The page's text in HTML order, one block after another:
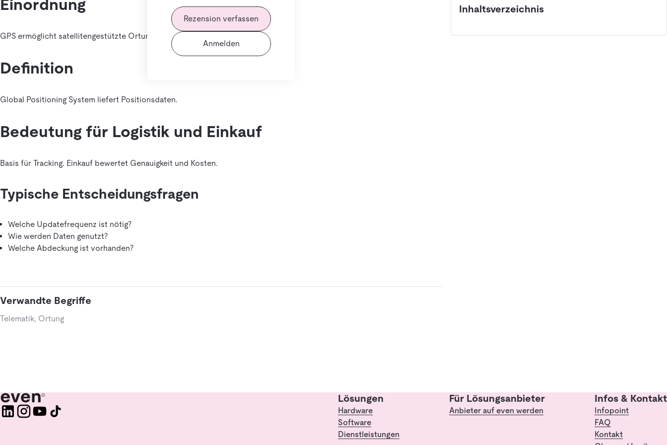
Rezension verfassen
Anmelden
Einordnung
GPS ermöglicht satellitengestützte Ortung.
Definition
Global Positioning System liefert Positionsdaten.
Bedeutung für Logistik und Einkauf
Basis für Tracking. Einkauf bewertet Genauigkeit und Kosten.
Typische Entscheidungsfragen
Welche Updatefrequenz ist nötig?
Wie werden Daten genutzt?
Welche Abdeckung ist vorhanden?
Verwandte Begriffe
Telematik, Ortung
Inhaltsverzeichnis
Lösungen
Hardware
Software
Dienstleistungen
Für Lösungsanbieter
Anbieter auf even werden
Infos & Kontakt
Infopoint
FAQ
Kontakt